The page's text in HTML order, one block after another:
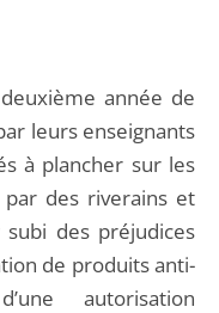
année de
leurs enseignants
à plancher sur les
des riverains et
des préjudices
de produits anti-
autorisation